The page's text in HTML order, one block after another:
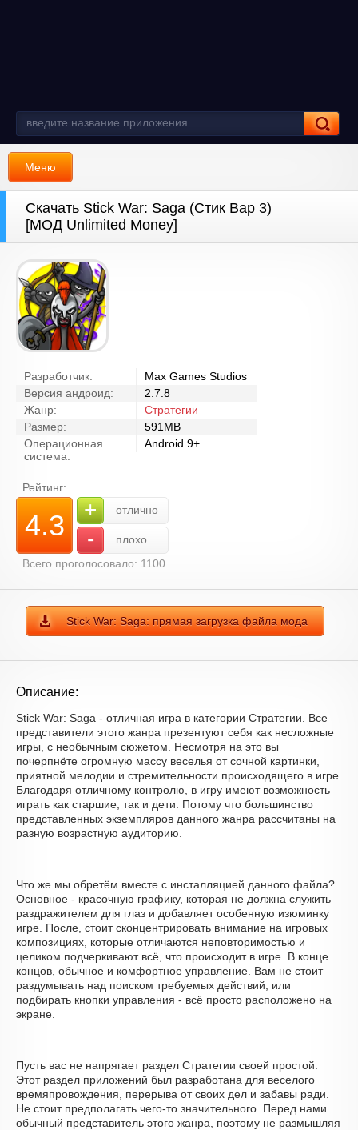
Меню
Скачать Stick War: Saga (Стик Вар 3)
[МОД Unlimited Money]
Разработчик:
Max Games Studios
Версия андроид:
2.7.8
Жанр:
Стратегии
Размер:
591MB
Операционная
система:
Android 9+
Рейтинг:
4.3 + отлично
-
плохо
Всего проголосовало: 1100
Stick War: Saga: прямая загрузка файла мода
Описание:
Stick War: Saga - отличная игра в категории Стратегии. Все
представители этого жанра презентуют себя как несложные
игры, с необычным сюжетом. Несмотря на это вы
почерпнёте огромную массу веселья от сочной картинки,
приятной мелодии и стремительности происходящего в игре.
Благодаря отличному контролю, в игру имеют возможность
играть как старшие, так и дети. Потому что большинство
представленных экземпляров данного жанра рассчитаны на
разную возрастную аудиторию.
Что же мы обретём вместе с инсталляцией данного файла?
Основное - красочную графику, которая не должна служить
раздражителем для глаз и добавляет особенную изюминку
игре. После, стоит сконцентрировать внимание на игровых
композициях, которые отличаются неповторимостью и
целиком подчеркивают всё, что происходит в игре. В конце
концов, обычное и комфортное управление. Вам не стоит
раздумывать над поиском требуемых действий, или
подбирать кнопки управления - всё просто расположено на
экране.
Пусть вас не напрягает раздел Стратегии своей простой.
Этот раздел приложений был разработана для веселого
времяпровождения, перерыва от своих дел и забавы ради.
Не стоит предполагать чего-то значительного. Перед нами
обычный представитель этого жанра, поэтому не размышляя